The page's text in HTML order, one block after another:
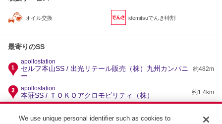
オイル交換 idemitsuでんき特割
最寄りのSS
apollostation
セルフ本山SS / 出光リテール販売（株）九州カンパニ
ー
約482m
apollostation
本荘SS / ＴＯＫＯアクロモビリティ（株） 約1.4km
SCW熊本 AIステーション セルフ大江SS / 相光石油
（株）
約2.3km
We use unique personal identifier such as cookies to